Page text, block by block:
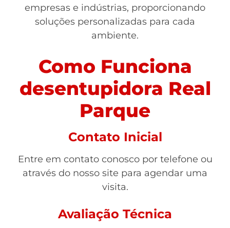
empresas e indústrias, proporcionando
soluções personalizadas para cada
ambiente.
Como Funciona
desentupidora Real
Parque
Contato Inicial
Entre em contato conosco por telefone ou
através do nosso site para agendar uma
visita.
Avaliação Técnica